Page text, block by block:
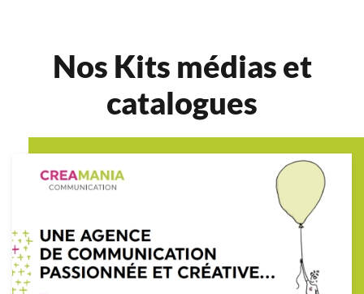
Nos Kits médias et
catalogues